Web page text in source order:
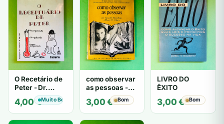
O Recetário de
Peter - Dr.
Laurence J.
Peter
4,00€Muito Bom
como observar
as pessoas -
Gerard I.
Nierenberg e
Henry H. Calero
3,00€ Bom
LIVRO DO
ÊXITO
3,00€ Bom